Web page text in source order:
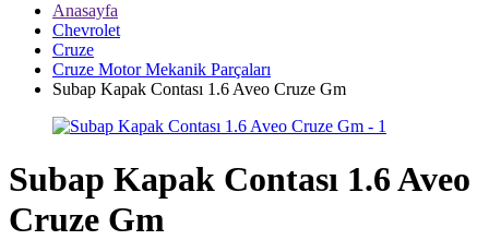
Anasayfa
Chevrolet
Cruze
Cruze Motor Mekanik Parçaları
Subap Kapak Contası 1.6 Aveo Cruze Gm
Subap Kapak Contası 1.6 Aveo
Cruze Gm